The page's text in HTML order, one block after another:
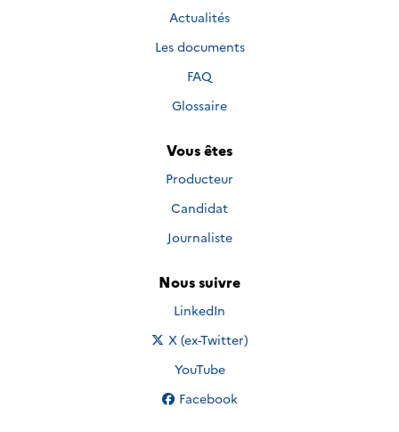
Actualités
Les documents
FAQ
Glossaire
Vous êtes
Producteur
Candidat
Journaliste
Nous suivre
Nous suivre sur
LinkedIn
Nous suivre sur
X (ex-Twitter)
Nous suivre sur
YouTube
Nous suivre sur
Facebook